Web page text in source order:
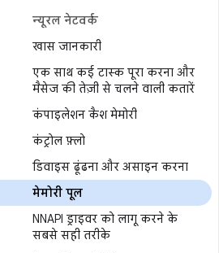
न्यूरल नेटवर्क
खास जानकारी
एक साथ कई टास्क पूरा करना और
मैसेज की तेज़ी से चलने वाली कतारें
कंपाइलेशन कैश मेमोरी
कंट्रोल फ़्लो
डिवाइस ढूंढना और असाइन करना
मेमोरी पूल
NNAPI ड्राइवर को लागू करने के
सबसे सही तरीके